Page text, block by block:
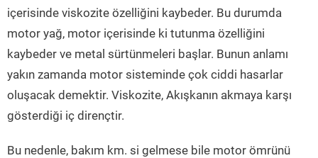
içerisinde viskozite özelliğini kaybeder. Bu durumda
motor yağ, motor içerisinde ki tutunma özelliğini
kaybeder ve metal sürtünmeleri başlar. Bunun anlamı
yakın zamanda motor sisteminde çok ciddi hasarlar
oluşacak demektir. Viskozite, Akışkanın akmaya karşı
gösterdiği iç dirençtir.
Bu nedenle, bakım km. si gelmese bile motor ömrünü